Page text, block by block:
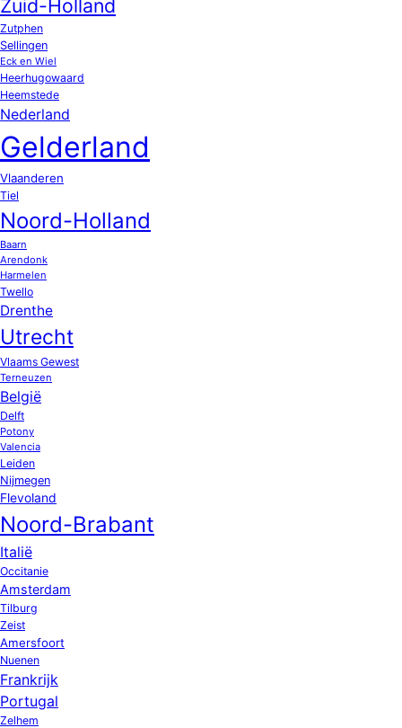
Zuid-Holland
Zutphen
Sellingen
Eck en Wiel
Heerhugowaard
Heemstede
Nederland
Gelderland
Vlaanderen
Tiel
Noord-Holland
Baarn
Arendonk
Harmelen
Twello
Drenthe
Utrecht
Vlaams Gewest
Terneuzen
België
Delft
Potony
Valencia
Leiden
Nijmegen
Flevoland
Noord-Brabant
Italië
Occitanie
Amsterdam
Tilburg
Zeist
Amersfoort
Nuenen
Frankrijk
Portugal
Zelhem